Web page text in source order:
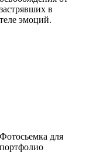
застрявших в
теле эмоций.
Фотосьемка для
портфолио